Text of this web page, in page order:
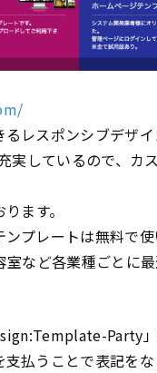
レスポンシブデザ
実しているので、カ
ます。
プレートは無料で使
室など各業種ごとに
Party」
払うことで表記をな